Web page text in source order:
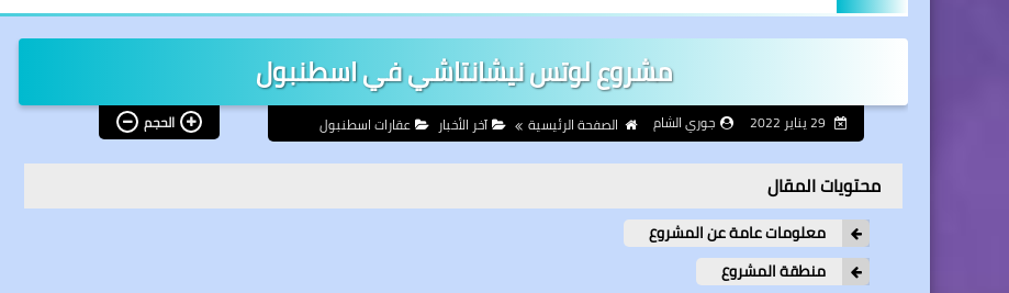
مشروع لوتس نيشانتاشي في اسطنبول
جوري الشام الصفحة الرئيسية آخر الأخبار عقارات اسطنبول الحجم
محتويات المقال
معلومات عامة عن المشروع
منطقة المشروع